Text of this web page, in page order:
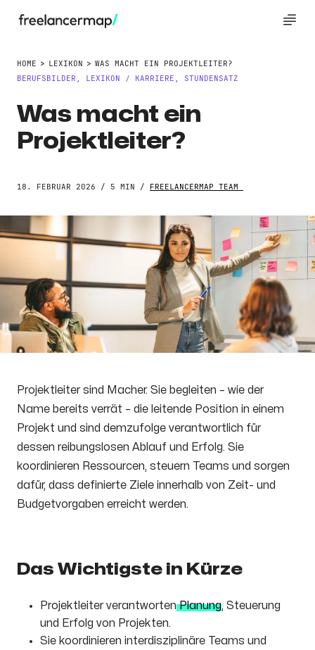
HOME LEXIKON
WAS MACHT EIN PROJEKTLEITER?
BERUFSBILDER , LEXIKON / KARRIERE , STUNDENSATZ
Was macht ein
Projektleiter?
18. FEBRUAR 2026 / 5 MIN / FREELANCERMAP TEAM
Projektleiter sind Macher. Sie begleiten – wie der
Name bereits verrät – die leitende Position in einem
Projekt und sind demzufolge verantwortlich für
dessen reibungslosen Ablauf und Erfolg. Sie
koordinieren Ressourcen, steuern Teams und sorgen
dafür, dass definierte Ziele innerhalb von Zeit- und
Budgetvorgaben erreicht werden.
Das Wichtigste in Kürze
Projektleiter verantwortenPlanung, Steuerung
und Erfolg von Projekten.
Sie koordinieren interdisziplinäre Teams und